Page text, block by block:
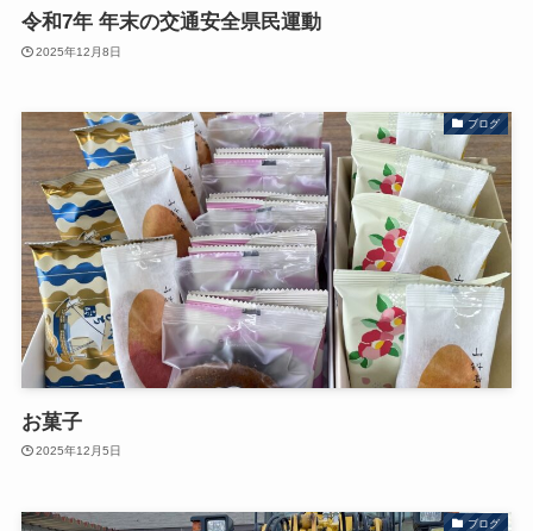
令和7年 年末の交通安全県民運動
2025年12月8日
ブログ
お菓子
2025年12月5日
ブログ